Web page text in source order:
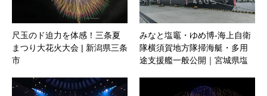
尺玉のド迫力を体感！三条夏
まつり大花火大会 | 新潟県三条
市
みなと塩竈・ゆめ博-海上自衛
隊横須賀地方隊掃海艇・多用
途支援艦一般公開｜宮城県塩